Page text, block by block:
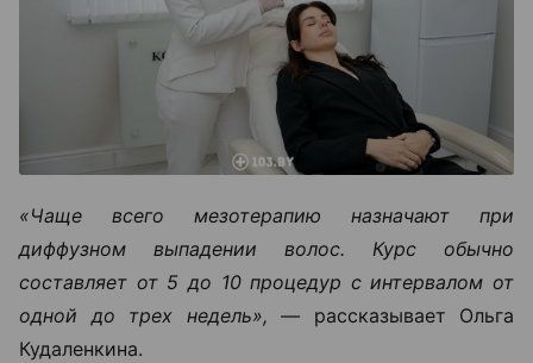
«Чаще всего мезотерапию назначают при
диффузном выпадении волос. Курс обычно
составляет от 5 до 10 процедур с интервалом от
одной до трех недель», — рассказывает Ольга
Кудаленкина.